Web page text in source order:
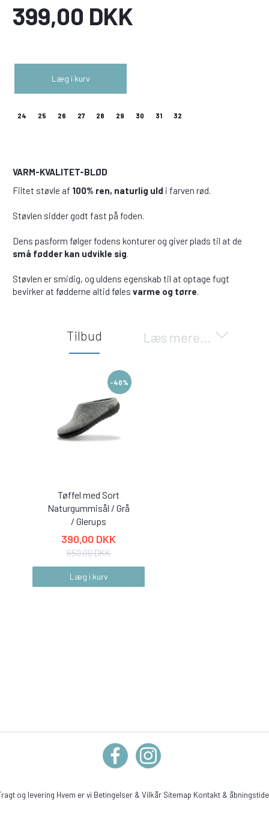
399,00 DKK
Læg i kurv
24 25 26 27 28 29 30 31 32
VARM-KVALITET-BLØD
Filtet støvle af 100% ren, naturlig uld i farven rød.
Støvlen sidder godt fast på foden.
Dens pasform følger fodens konturer og giver plads til at de
små fødder kan udvikle sig.
Støvlen er smidig, og uldens egenskab til at optage fugt
bevirker at fødderne altid føles varme og tørre.
Læs mere...
Tilbud
-40%
Tøffel med Sort
Naturgummisål / Grå
/ Glerups
390,00 DKK
650,00 DKK
Læg i kurv
og levering Hvem er vi Betingelser & Vilkår Sitemap Kontakt &